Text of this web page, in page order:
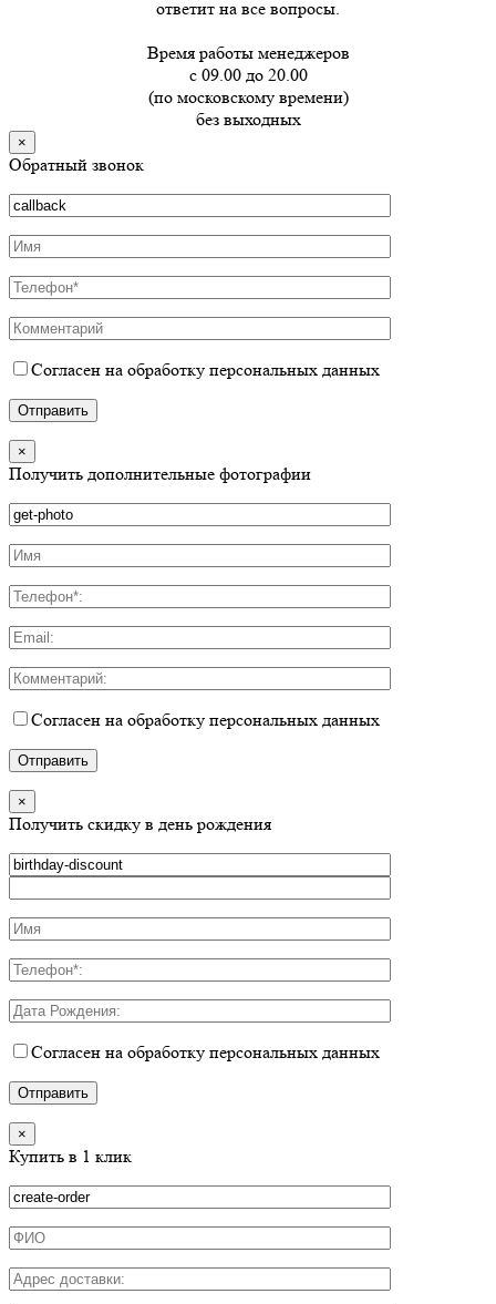
ответит на все вопросы.
Время работы менеджеров
с 09.00 до 20.00
(по московскому времени)
без выходных
×
Обратный звонок
Согласен на обработку персональных данных
×
Получить дополнительные фотографии
Согласен на обработку персональных данных
×
Получить скидку в день рождения
Согласен на обработку персональных данных
×
Купить в 1 клик